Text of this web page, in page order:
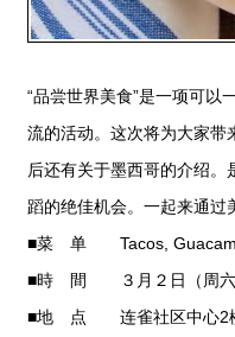
“品尝世界美食”是一项可以
流的活动。这次将为大家带
后还有关于墨西哥的介绍
蹈的绝佳机会。一起来通过
■菜 单 Tacos,
■時 間 ３月２日（周六
■地 点 连雀社区中心2